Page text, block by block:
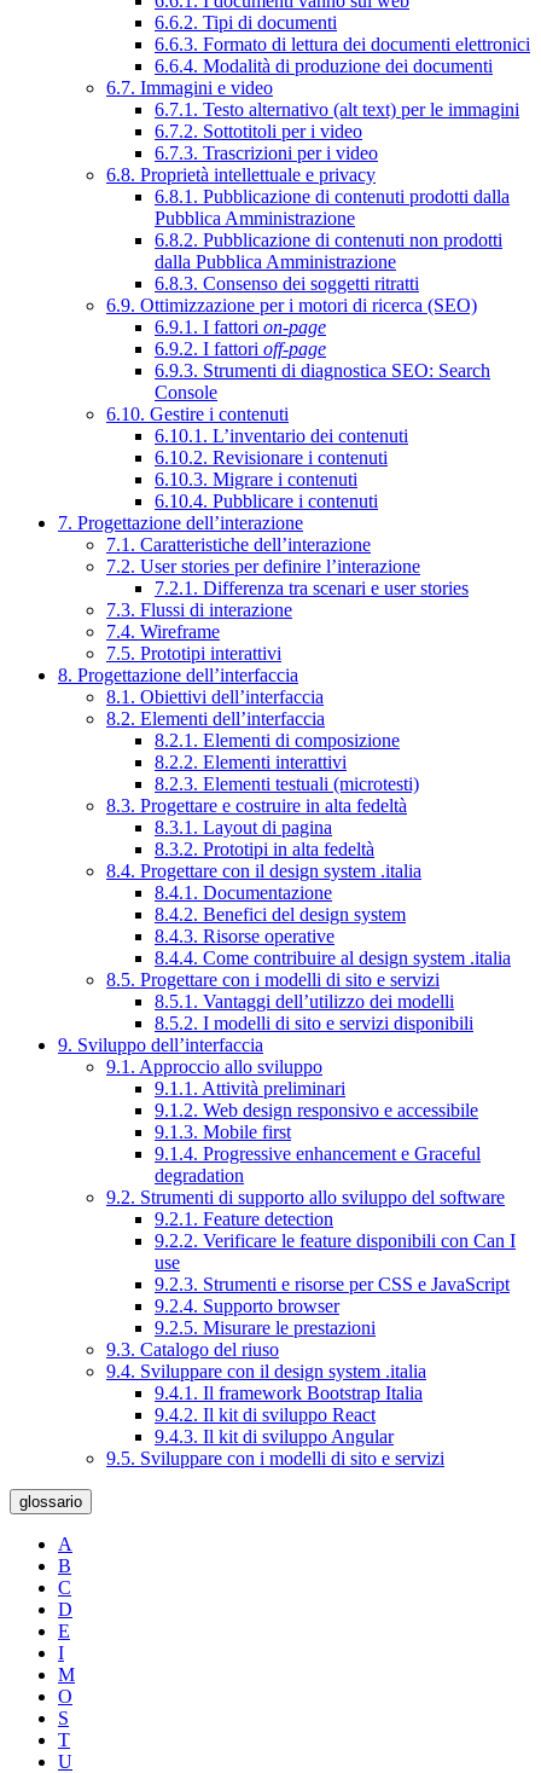
6.6.2. Tipi di documenti
6.6.3. Formato di lettura dei documenti elettronici
6.6.4. Modalità di produzione dei documenti
6.7. Immagini e video
6.7.1. Testo alternativo (alt text) per le immagini
6.7.2. Sottotitoli per i video
6.7.3. Trascrizioni per i video
6.8. Proprietà intellettuale e privacy
6.8.1. Pubblicazione di contenuti prodotti dalla
Pubblica Amministrazione
6.8.2. Pubblicazione di contenuti non prodotti
dalla Pubblica Amministrazione
6.8.3. Consenso dei soggetti ritratti
6.9. Ottimizzazione per i motori di ricerca (SEO)
6.9.1. I fattori on-page
6.9.2. I fattori off-page
6.9.3. Strumenti di diagnostica SEO: Search
Console
6.10. Gestire i contenuti
6.10.1. L’inventario dei contenuti
6.10.2. Revisionare i contenuti
6.10.3. Migrare i contenuti
6.10.4. Pubblicare i contenuti
7. Progettazione dell’interazione
7.1. Caratteristiche dell’interazione
7.2. User stories per definire l’interazione
7.2.1. Differenza tra scenari e user stories
7.3. Flussi di interazione
7.4. Wireframe
7.5. Prototipi interattivi
8. Progettazione dell’interfaccia
8.1. Obiettivi dell’interfaccia
8.2. Elementi dell’interfaccia
8.2.1. Elementi di composizione
8.2.2. Elementi interattivi
8.2.3. Elementi testuali (microtesti)
8.3. Progettare e costruire in alta fedeltà
8.3.1. Layout di pagina
8.3.2. Prototipi in alta fedeltà
8.4. Progettare con il design system .italia
8.4.1. Documentazione
8.4.2. Benefici del design system
8.4.3. Risorse operative
8.4.4. Come contribuire al design system .italia
8.5. Progettare con i modelli di sito e servizi
8.5.1. Vantaggi dell’utilizzo dei modelli
8.5.2. I modelli di sito e servizi disponibili
9. Sviluppo dell’interfaccia
9.1. Approccio allo sviluppo
9.1.1. Attività preliminari
9.1.2. Web design responsivo e accessibile
9.1.3. Mobile first
9.1.4. Progressive enhancement e Graceful
degradation
9.2. Strumenti di supporto allo sviluppo del software
9.2.1. Feature detection
9.2.2. Verificare le feature disponibili con Can I
use
9.2.3. Strumenti e risorse per CSS e JavaScript
9.2.4. Supporto browser
9.2.5. Misurare le prestazioni
9.3. Catalogo del riuso
9.4. Sviluppare con il design system .italia
9.4.1. Il framework Bootstrap Italia
9.4.2. Il kit di sviluppo React
9.4.3. Il kit di sviluppo Angular
9.5. Sviluppare con i modelli di sito e servizi
glossario
A
B
C
D
E
I
M
O
S
T
U